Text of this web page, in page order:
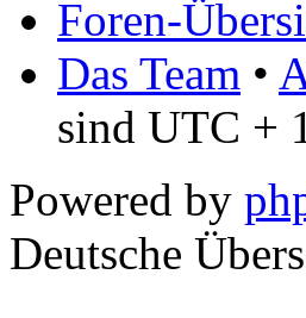
Foren-
Das Team •
sind UTC +
Powered by
Deutsche